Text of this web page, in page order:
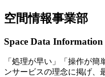
空間情報事業部
Space Data
「処理が早い」「操作が
ンサービスの理念に掲げ、